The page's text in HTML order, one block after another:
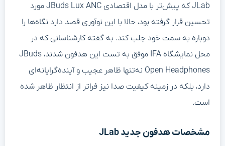
JLab که پیش‌تر با مدل اقتصادی JBuds Lux ANC مورد
تحسین قرار گرفته بود، حالا با این نوآوری قصد دارد نگاه‌ها را
دوباره به سمت خود جلب کند. به گفته کارشناسانی که در
محل نمایشگاه IFA موفق به تست این هدفون شدند، JBuds
Open Headphones نه‌تنها ظاهر عجیب و آینده‌گرایانه‌ای
دارد، بلکه در زمینه کیفیت صدا نیز فراتر از انتظار ظاهر شده
است.
مشخصات هدفون جدید JLab